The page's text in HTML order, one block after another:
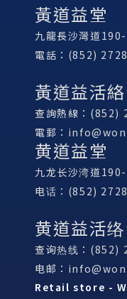
黃道益堂
九龍長沙灣道
電話：(852)
黃道益活
查詢熱線：(852)
電郵：
黄道益堂
九龙长沙湾道
电话：(852)
黄道益活
查询热线：(852)
电邮：
Retail store -